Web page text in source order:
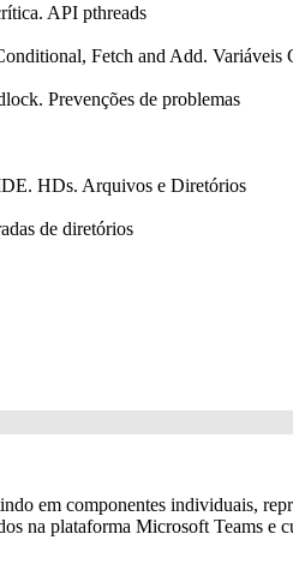
API pthreads
Fetch and Add.
Prevenções de problemas
HDs. Arquivos e Diretórios
de diretórios
em componentes individuais,
na plataforma Microsoft Teams